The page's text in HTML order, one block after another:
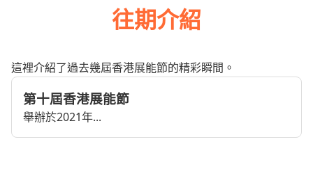
往期介紹
這裡介紹了過去幾屆香港展能節的精彩瞬間。
第十屆香港展能節
舉辦於2021年...